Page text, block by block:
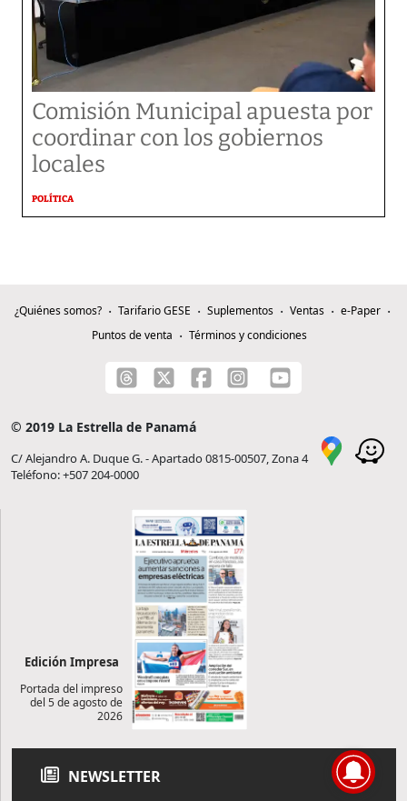
Comisión Municipal apuesta por
coordinar con los gobiernos
locales
POLÍTICA
¿Quiénes somos? Tarifario GESE Suplementos Ventas
e-Paper
Puntos de venta
Términos y condiciones
© 2019 La Estrella de Panamá
C/ Alejandro A. Duque G. - Apartado 0815-00507, Zona 4
Teléfono: +507 204-0000
Edición Impresa
Portada del impreso
del 5 de agosto de
2026
NEWSLETTER